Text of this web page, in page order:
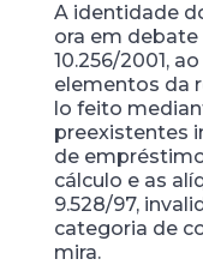
A identidade
ora em debate
10.256/2001,
elementos da
lo feito
preexistentes
de
cálculo e as
9.528/97,
categoria de
mira.